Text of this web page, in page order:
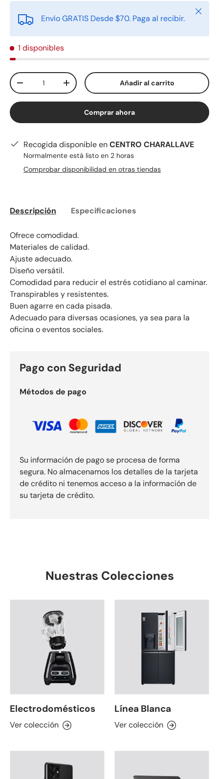
Envío GRATIS Desde $70. Paga al recibir.
Cerrar
1 disponibles
Cant.
-
+ Añadir al carrito
Comprar ahora
Recogida disponible enCENTRO CHARALLAVE
Normalmente está listo en 2 horas
Comprobar disponibilidad en otras tiendas
Descripción Especificaciones
Ofrece comodidad.
Materiales de calidad.
Ajuste adecuado.
Diseño versátil.
Comodidad para reducir el estrés cotidiano al caminar.
Transpirables y resistentes.
Buen agarre en cada pisada.
Adecuado para diversas ocasiones, ya sea para la
oficina o eventos sociales.
Pago con Seguridad
Métodos de pago
Su información de pago se procesa de forma
segura. No almacenamos los detalles de la tarjeta
de crédito ni tenemos acceso a la información de
su tarjeta de crédito.
Nuestras Colecciones
Electrodomésticos
Ver colección
Línea Blanca
Ver colección